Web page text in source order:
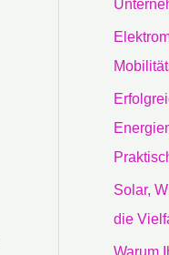
Solar,
die
Warum